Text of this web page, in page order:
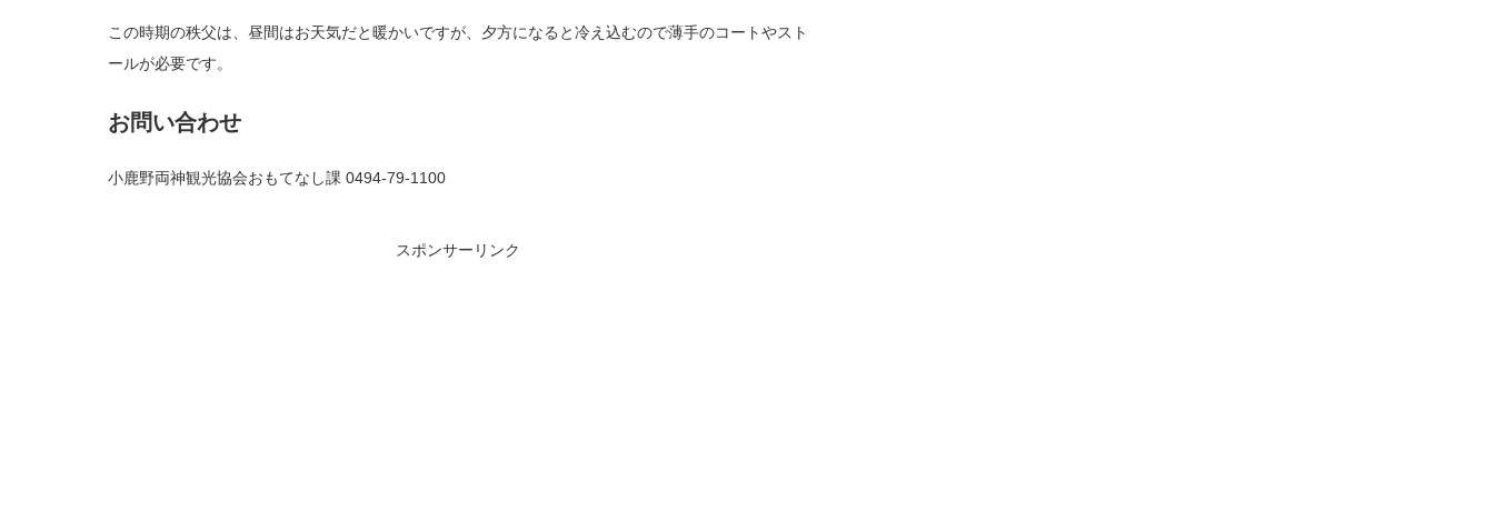
この時期の秩父は、昼間はお天気だと暖かいですが、夕方になると冷え込むので薄手のコートやスト
ールが必要です。
お問い合わせ
小鹿野両神観光協会おもてなし課 0494-79-1100
スポンサーリンク